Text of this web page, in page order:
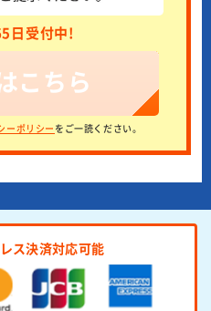
日受付中!
こちら
ーポリシー をご一読ください。
ス決済対応可能